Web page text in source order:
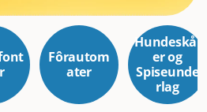
Fôrautom
ater
Hundeskål
er og
Spiseunde
rlag